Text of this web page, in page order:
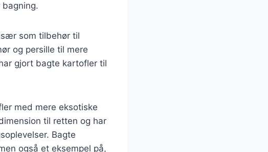
som tilbehør til
og persille til mere
gjort bagte kartofler til
med mere eksotiske
til retten og har
Bagte
også et eksempel på,